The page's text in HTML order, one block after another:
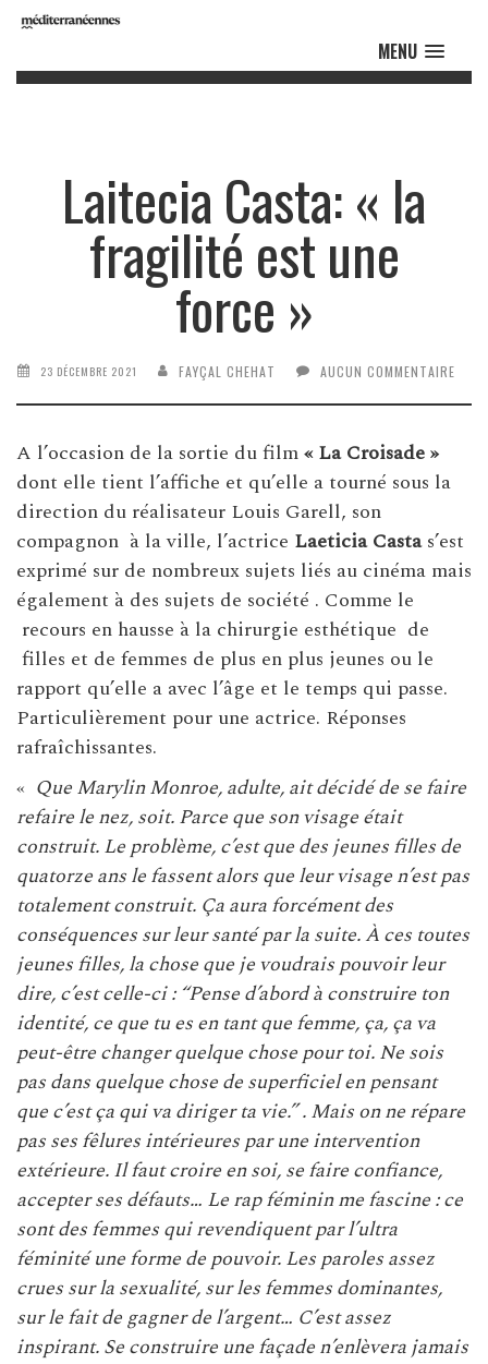
MENU
Laitecia Casta: « la
fragilité est une
force »
23 DÉCEMBRE 2021 FAYÇAL CHEHAT AUCUN COMMENTAIRE
A l’occasion de la sortie du film« La Croisade »
dont elle tient l’affiche et qu’elle a tourné sous la
direction du réalisateur Louis Garell, son
compagnon à la ville, l’actrice Laeticia Castas’est
exprimé sur de nombreux sujets liés au cinéma mais
également à des sujets de société . Comme le
recours en hausse à la chirurgie esthétique de
filles et de femmes de plus en plus jeunes ou le
rapport qu’elle a avec l’âge et le temps qui passe.
Particulièrement pour une actrice. Réponses
rafraîchissantes.
« Que Marylin Monroe, adulte, ait décidé de se faire
refaire le nez, soit. Parce que son visage était
construit. Le problème, c’est que des jeunes filles de
quatorze ans le fassent alors que leur visage n’est pas
totalement construit. Ça aura forcément des
conséquences sur leur santé par la suite. À ces toutes
jeunes filles, la chose que je voudrais pouvoir leur
dire, c’est celle-ci : “Pense d’abord à construire ton
identité, ce que tu es en tant que femme, ça, ça va
peut-être changer quelque chose pour toi. Ne sois
pas dans quelque chose de superficiel en pensant
que c’est ça qui va diriger ta vie.” . Mais on ne répare
pas ses fêlures intérieures par une intervention
extérieure. Il faut croire en soi, se faire confiance,
accepter ses défauts… Le rap féminin me fascine : ce
sont des femmes qui revendiquent par l’ultra
féminité une forme de pouvoir. Les paroles assez
crues sur la sexualité, sur les femmes dominantes,
sur le fait de gagner de l’argent… C’est assez
inspirant. Se construire une façade n’enlèvera jamais